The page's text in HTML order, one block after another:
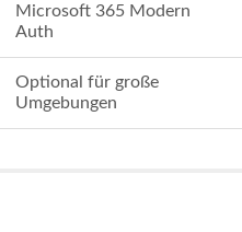
Microsoft 365 Modern
Auth
Optional für große
Umgebungen